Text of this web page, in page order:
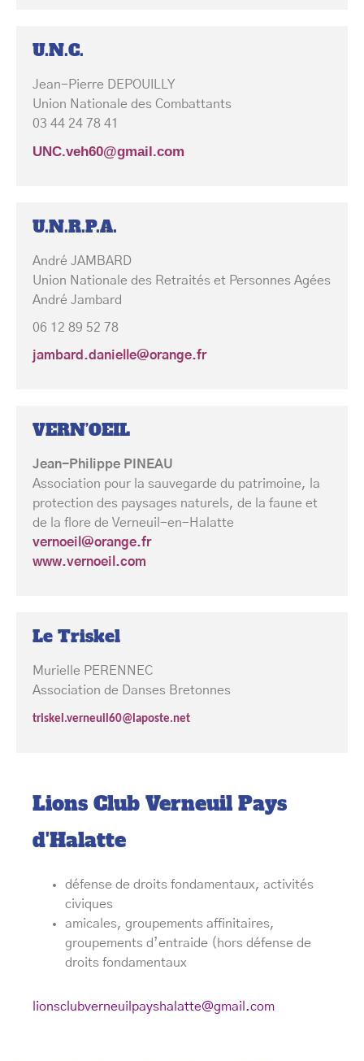
U.N.C.
Jean-Pierre DEPOUILLY
Union Nationale des Combattants
03 44 24 78 41
UNC.veh60@gmail.com
U.N.R.P.A.
André JAMBARD
Union Nationale des Retraités et Personnes Agées
André Jambard
06 12 89 52 78
jambard.danielle@orange.fr
VERN’OEIL
Jean-Philippe PINEAU
Association pour la sauvegarde du patrimoine, la
protection des paysages naturels, de la faune et
de la flore de Verneuil-en-Halatte
vernoeil@orange.fr
www.vernoeil.com
Le Triskel
Murielle PERENNEC
Association de Danses Bretonnes
triskel.verneuil60@laposte.net
Lions Club Verneuil Pays
d'Halatte
défense de droits fondamentaux, activités
civiques
amicales, groupements affinitaires,
groupements d’entraide (hors défense de
droits fondamentaux
lionsclubverneuilpayshalatte@gmail.com